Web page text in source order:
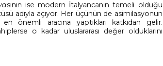
sının ise modern İtalyancanın temeli olduğu
adıyla açıyor. Her üçünün de asimilasyonun
önemli aracına yaptıkları katkıdan gelir.
o kadar uluslararası değer olduklarını